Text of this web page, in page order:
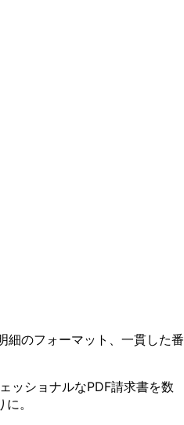
細のフォーマット、一貫した番
ッショナルなPDF請求書を数
。